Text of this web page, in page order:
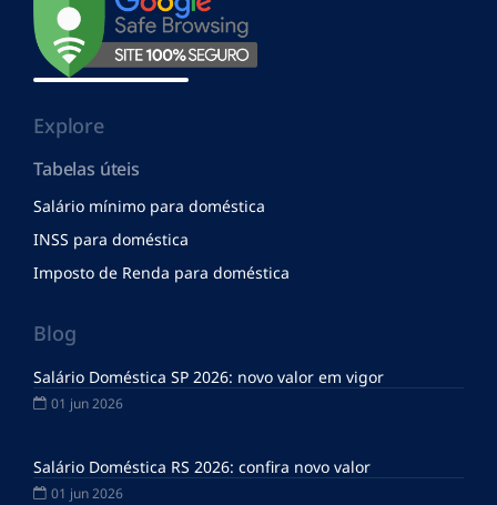
Explore
Tabelas úteis
Salário mínimo para doméstica
INSS para doméstica
Imposto de Renda para doméstica
Blog
Salário Doméstica SP 2026: novo valor em vigor
01 jun 2026
Salário Doméstica RS 2026: confira novo valor
01 jun 2026